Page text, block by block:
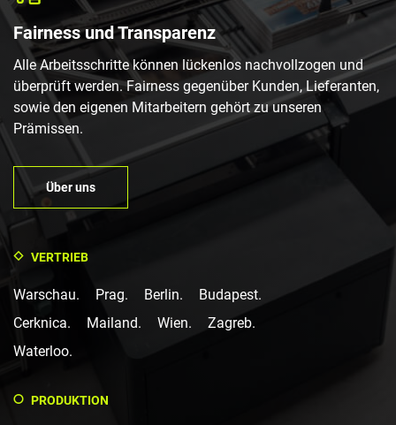
Fairness und Transparenz
Alle Arbeitsschritte können lückenlos nachvollzogen und
überprüft werden. Fairness gegenüber Kunden, Lieferanten,
sowie den eigenen Mitarbeitern gehört zu unseren
Prämissen.
Über uns
VERTRIEB
Warschau. Prag. Berlin.
Budapest.
Cerknica.
Mailand. Wien.
Zagreb.
Waterloo.
PRODUKTION